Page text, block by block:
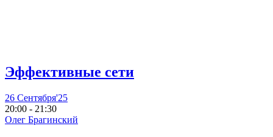
Эффективные сети
26 Сентября'25
20:00 - 21:30
Олег Брагинский